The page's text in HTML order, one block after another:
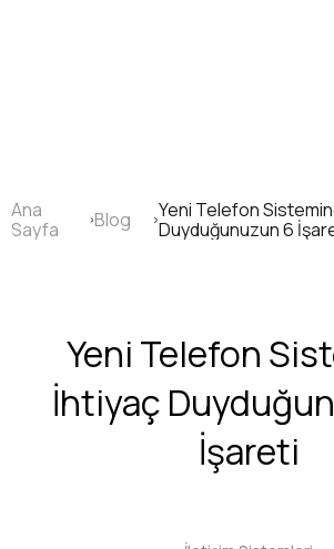
Sayfa
yolu
Ana
Sayfa
Blog
Yeni Telefon
Duyduğunuzun 6
Yeni Telefon
İhtiyaç
İşareti